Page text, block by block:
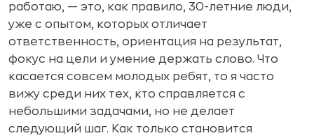
работаю, — это, как правило, 30-летние люди,
уже с опытом, которых отличает
ответственность, ориентация на результат,
фокус на цели и умение держать слово. Что
касается совсем молодых ребят, то я часто
вижу среди них тех, кто справляется с
небольшими задачами, но не делает
следующий шаг. Как только становится